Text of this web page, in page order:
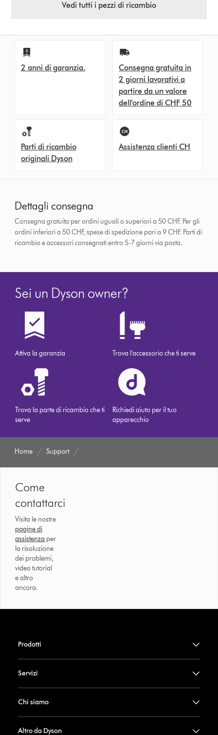
Vedi tutti i pezzi di ricambio
2 anni di garanzia.
Consegna gratuita in
2 giorni lavorativi a
partire da un valore
dell'ordine di CHF 50
Parti di ricambio
originali Dyson
Assistenza clienti CH
Dettagli consegna
Consegna gratuita per ordini uguali o superiori a 50 CHF. Per gli
ordini inferiori a 50 CHF, spese di spedizione pari a 9 CHF. Parti di
ricambio e accessori consegnati entro 5-7 giorni via posta.
Sei un Dyson owner?
Attiva la garanzia Trova l'accessorio che ti serve
Trova la parte di ricambio che ti
serve
Richiedi aiuto per il tuo
apparecchio
Home Support
Come
contattarci
Visita le nostre
pagine di
assistenza per
la risoluzione
dei problemi,
video tutorial
e altro
ancora.
Prodotti
Servizi
Chi siamo
Altro da Dyson